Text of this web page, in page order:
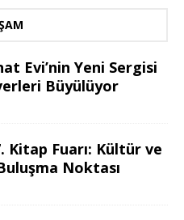
Evi’nin Yeni Sergisi
Büyülüyor
Kitap Fuarı: Kültür ve
Noktası